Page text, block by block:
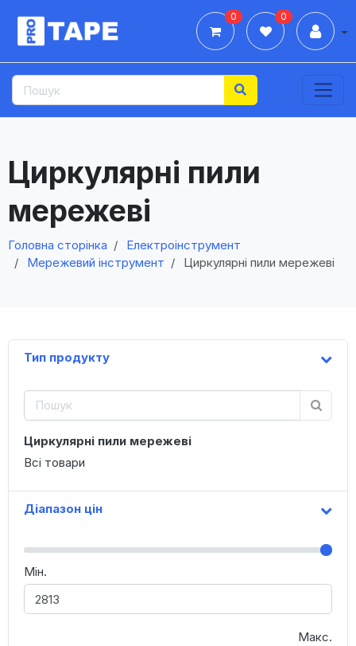
0 0
Циркулярні пили
мережеві
Головна сторінка
Електроінструмент
Мережевий інструмент
Циркулярні пили мережеві
Тип продукту
Циркулярні пили мережеві
Всі товари
Діапазон цін
Мін.
Макс.